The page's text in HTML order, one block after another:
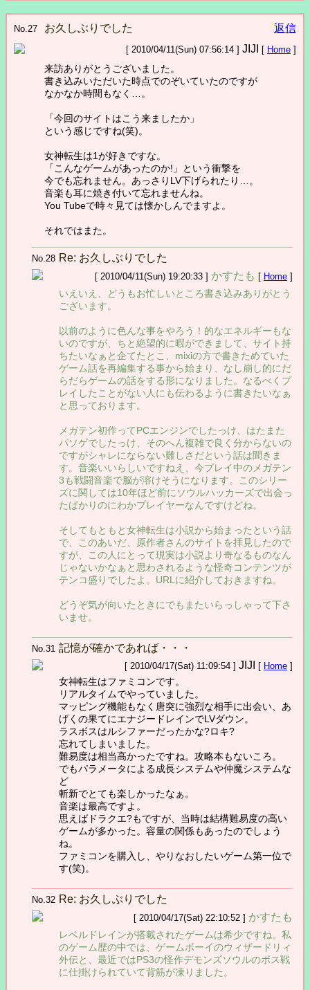
No.27 お久しぶりでした 返信
[ 2010/04/11(Sun) 07:56:14 ] JIJI [ Home ]
来訪ありがとうございました。
書き込みいただいた時点でのぞいていたのですが
なかなか時間もなく…。
「今回のサイトはこう来ましたか」
という感じですね(笑)。
女神転生は1が好きですな。
「こんなゲームがあったのか!」という衝撃を
今でも忘れません。あっさりLV下げられたり…。
音楽も耳に焼き付いて忘れませんね。
You Tubeで時々見ては懐かしんでますよ。
それではまた。
No.28 Re: お久しぶりでした
[ 2010/04/11(Sun) 19:20:33 ] かすたも [ Home ]
いえいえ、どうもお忙しいところ書き込みありがとう
ございます。
以前のように色んな事をやろう！的なエネルギーもな
いのですが、ちと絶望的に暇ができまして、サイト持
ちたいなぁと企てたとこ、mixiの方で書きためていた
ゲーム話を再編集する事から始まり、なし崩し的にだ
らだらゲームの話をする形になりました。なるべくプ
レイしたことがない人にも伝わるように書きたいなぁ
と思っております。
メガテン初作ってPCエンジンでしたっけ、はたまた
パソゲでしたっけ、そのへん複雑で良く分からないの
ですがシャレにならない難しさだという話は聞きま
す。音楽いいらしいですねえ、今プレイ中のメガテン
3も戦闘音楽で脳が溶けそうになります。このシリー
ズに関しては10年ほど前にソウルハッカーズで出会っ
たばかりのにわかプレイヤーなんですけどね。
そしてもともと女神転生は小説から始まったという話
で、このあいだ、原作者さんのサイトを拝見したので
すが、この人にとって現実は小説より奇なるものなん
じゃないかなぁと思わされるような怪奇コンテンツが
テンコ盛りでしたよ。URLに紹介しておきますね。
どうぞ気が向いたときにでもまたいらっしゃって下さ
いませ。
No.31 記憶が確かであれば・・・
[ 2010/04/17(Sat) 11:09:54 ] JIJI [ Home ]
女神転生はファミコンです。
リアルタイムでやっていました。
マッピング機能もなく唐突に強烈な相手に出会い、あ
げくの果てにエナジードレインでLVダウン。
ラスボスはルシファーだったかな?ロキ?
忘れてしまいました。
難易度は相当高かったですね。攻略本もないころ。
でもパラメータによる成長システムや仲魔システムな
ど
斬新でとても楽しかったなぁ。
音楽は最高ですよ。
思えばドラクエ?もですが、当時は結構難易度の高い
ゲームが多かった。容量の関係もあったのでしょう
ね。
ファミコンを購入し、やりなおしたいゲーム第一位で
す(笑)。
No.32 Re: お久しぶりでした
[ 2010/04/17(Sat) 22:10:52 ] かすたも
レベルドレインが搭載されたゲームは希少ですね。私
のゲーム歴の中では、ゲームボーイのウィザードリィ
外伝と、最近ではPS3の怪作デモンズソウルのボス戦
に仕掛けられていて背筋が凍りました。